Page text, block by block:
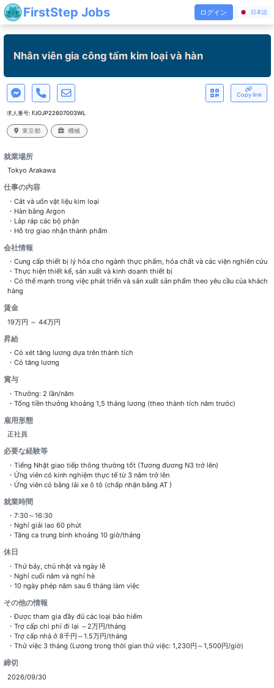
FirstStep Jobs ログイン 日本語
Nhân viên gia công tấm kim loại và hàn
Copy link
求人番号: FJOJP22607003WL
東京都 機械
就業場所
Tokyo Arakawa
仕事の内容
・Cắt và uốn vật liệu kim loại
・Hàn bằng Argon
・Lắp ráp các bộ phận
・Hỗ trợ giao nhận thành phẩm
会社情報
・Cung cấp thiết bị lý hóa cho ngành thực phẩm, hóa chất và các viện nghiên cứu
・Thực hiện thiết kế, sản xuất và kinh doanh thiết bị
・Có thế mạnh trong việc phát triển và sản xuất sản phẩm theo yêu cầu của khách
hàng
賃金
19万円 ～ 44万円
昇給
・Có xét tăng lương dựa trên thành tích
・Có tăng lương
賞与
・Thưởng: 2 lần/năm
・Tổng tiền thưởng khoảng 1,5 tháng lương (theo thành tích năm trước)
雇用形態
正社員
必要な経験等
・Tiếng Nhật giao tiếp thông thường tốt (Tương đương N3 trở lên)
・Ứng viên có kinh nghiệm thực tế từ 3 năm trở lên
・Ứng viên có bằng lái xe ô tô (chấp nhận bằng AT )
就業時間
・7:30～16:30
・Nghỉ giải lao 60 phút
・Tăng ca trung bình khoảng 10 giờ/tháng
休日
・Thứ bảy, chủ nhật và ngày lễ
・Nghỉ cuối năm và nghỉ hè
・10 ngày phép năm sau 6 tháng làm việc
その他の情報
・Được tham gia đầy đủ các loại bảo hiểm
・Trợ cấp chi phí đi lại ～2万円/tháng
・Trợ cấp nhà ở 8千円～1.5万円/tháng
・Thử việc 3 tháng (Lương trong thời gian thử việc: 1,230円～1,500円/giờ)
締切
2026/09/30